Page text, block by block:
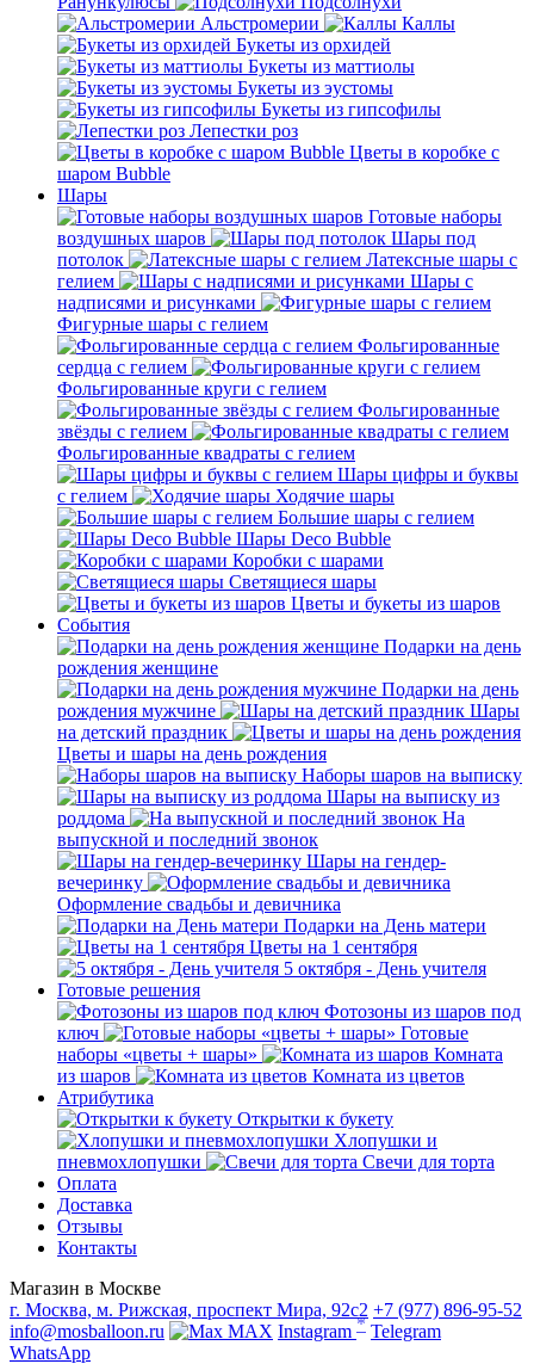
Альстромерии
Каллы
Букеты из орхидей
Букеты из маттиолы
Букеты из эустомы
Букеты из гипсофилы
Лепестки роз
Цветы в коробке с
шаром Bubble
Шары
Готовые наборы
воздушных шаров
Шары под
потолок
Латексные шары с
гелием
Шары с
надписями и рисунками
Фигурные шары с гелием
Фольгированные
сердца с гелием
Фольгированные круги с гелием
Фольгированные
звёзды с гелием
Фольгированные квадраты с гелием
Шары цифры и буквы
с гелием
Ходячие шары
Большие шары с гелием
Шары Deco Bubble
Коробки с шарами
Светящиеся шары
Цветы и букеты из шаров
События
Подарки на день
рождения женщине
Подарки на день
рождения мужчине
Шары
на детский праздник
Цветы и шары на день рождения
Наборы шаров на выписку
Шары на выписку из
роддома
На
выпускной и последний звонок
Шары на гендер-
вечеринку
Оформление свадьбы и девичника
Подарки на День матери
Цветы на 1 сентября
5 октября - День учителя
Готовые решения
Фотозоны из шаров под
ключ
Готовые
наборы «цветы + шары»
Комната
из шаров
Комната из цветов
Атрибутика
Открытки к букету
Хлопушки и
пневмохлопушки
Свечи для торта
Оплата
Доставка
Отзывы
Контакты
Магазин в Москве
г. Москва, м. Рижская, проспект Мира, 92с2 +7 (977) 896-95-52
info@mosballoon.ru
MAX Instagram * Telegram
WhatsApp